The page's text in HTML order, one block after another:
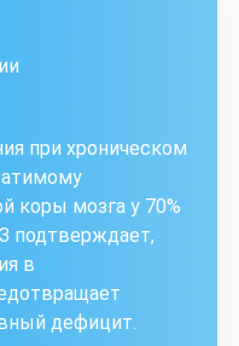
при хроническом
коры мозга у 70%
подтверждает,
в
дефицит.